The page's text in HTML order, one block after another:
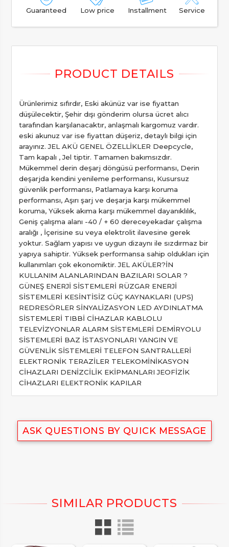
Guaranteed Low price Installment Service
Ürünlerimiz sıfırdır, Eski akünüz var ise fiyattan
düşülecektir, Şehir dışı gönderim olursa ücret alıcı
tarafından karşılanacaktır, anlaşmalı kargomuz vardır.
eski akunuz var ise fiyattan düşeriz, detaylı bilgi için
arayınız. JEL AKÜ GENEL ÖZELLİKLER Deepcycle,
Tam kapalı , Jel tiptir. Tamamen bakımsızdır.
Mükemmel derin deşarj döngüsü performansı, Derin
deşarjda kendini yenileme performansı, Kusursuz
güvenlik performansı, Patlamaya karşı koruma
performansı, Aşırı şarj ve deşarja karşı mükemmel
koruma, Yüksek akıma karşı mükemmel dayanıklılık,
Geniş çalışma alanı -40 / + 60 dereceyekadar çalışma
aralığı , İçerisine su veya elektrolit ilavesine gerek
yoktur. Sağlam yapısı ve uygun dizaynı ile sızdırmaz bir
yapıya sahiptir. Yüksek performansa sahip oldukları için
kullanımları çok ekonomiktir. JEL AKÜLER?İN
KULLANIM ALANLARINDAN BAZILARI SOLAR ?
GÜNEŞ ENERJİ SİSTEMLERİ RÜZGAR ENERJİ
SİSTEMLERİ KESİNTİSİZ GÜÇ KAYNAKLARI (UPS)
REDRESÖRLER SİNYALİZASYON LED AYDINLATMA
SİSTEMLERİ TIBBİ CİHAZLAR KABLOLU
TELEVİZYONLAR ALARM SİSTEMLERİ DEMİRYOLU
SİSTEMLERİ BAZ İSTASYONLARI YANGIN VE
GÜVENLİK SİSTEMLERİ TELEFON SANTRALLERİ
ELEKTRONİK TERAZİLER TELEKOMİNİKASYON
CİHAZLARI DENİZCİLİK EKİPMANLARI JEOFİZİK
CİHAZLARI ELEKTRONİK KAPILAR
ASK QUESTIONS BY QUICK MESSAGE